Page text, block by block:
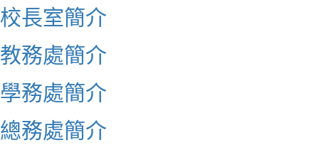
校長室簡介
教務處簡介
學務處簡介
總務處簡介